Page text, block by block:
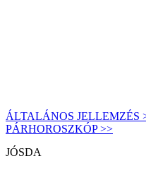
ÁLTALÁNOS JELLEMZÉS
PÁRHOROSZKÓP >>
JÓSDA